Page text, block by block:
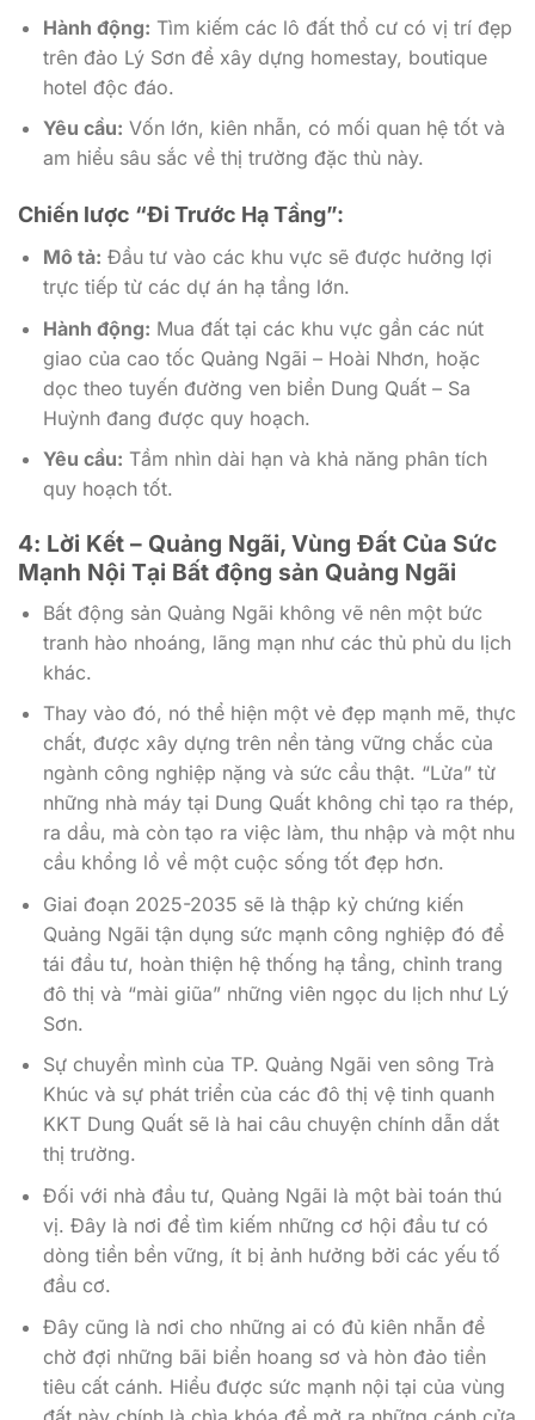
Hành động: Tìm kiếm các lô đất thổ cư có vị trí đẹp
trên đảo Lý Sơn để xây dựng homestay, boutique
hotel độc đáo.
Yêu cầu: Vốn lớn, kiên nhẫn, có mối quan hệ tốt và
am hiểu sâu sắc về thị trường đặc thù này.
Chiến lược “Đi Trước Hạ Tầng”:
Mô tả: Đầu tư vào các khu vực sẽ được hưởng lợi
trực tiếp từ các dự án hạ tầng lớn.
Hành động: Mua đất tại các khu vực gần các nút
giao của cao tốc Quảng Ngãi – Hoài Nhơn, hoặc
dọc theo tuyến đường ven biển Dung Quất – Sa
Huỳnh đang được quy hoạch.
Yêu cầu: Tầm nhìn dài hạn và khả năng phân tích
quy hoạch tốt.
4: Lời Kết – Quảng Ngãi, Vùng Đất Của Sức
Mạnh Nội Tại Bất động sản Quảng Ngãi
Bất động sản Quảng Ngãi không vẽ nên một bức
tranh hào nhoáng, lãng mạn như các thủ phủ du lịch
khác.
Thay vào đó, nó thể hiện một vẻ đẹp mạnh mẽ, thực
chất, được xây dựng trên nền tảng vững chắc của
ngành công nghiệp nặng và sức cầu thật. “Lửa” từ
những nhà máy tại Dung Quất không chỉ tạo ra thép,
ra dầu, mà còn tạo ra việc làm, thu nhập và một nhu
cầu khổng lồ về một cuộc sống tốt đẹp hơn.
Giai đoạn 2025-2035 sẽ là thập kỷ chứng kiến
Quảng Ngãi tận dụng sức mạnh công nghiệp đó để
tái đầu tư, hoàn thiện hệ thống hạ tầng, chỉnh trang
đô thị và “mài giũa” những viên ngọc du lịch như Lý
Sơn.
Sự chuyển mình của TP. Quảng Ngãi ven sông Trà
Khúc và sự phát triển của các đô thị vệ tinh quanh
KKT Dung Quất sẽ là hai câu chuyện chính dẫn dắt
thị trường.
Đối với nhà đầu tư, Quảng Ngãi là một bài toán thú
vị. Đây là nơi để tìm kiếm những cơ hội đầu tư có
dòng tiền bền vững, ít bị ảnh hưởng bởi các yếu tố
đầu cơ.
Đây cũng là nơi cho những ai có đủ kiên nhẫn để
chờ đợi những bãi biển hoang sơ và hòn đảo tiền
tiêu cất cánh. Hiểu được sức mạnh nội tại của vùng